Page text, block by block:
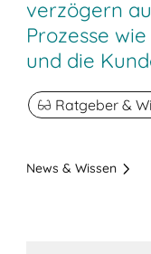
verzögern
Prozesse
und die
Ratgeber &
News & Wissen